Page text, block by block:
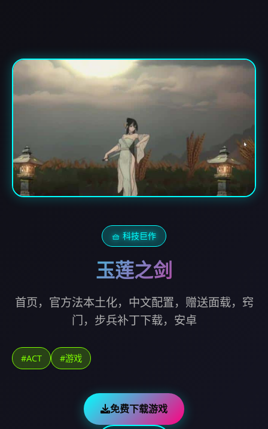
🧺 科技巨作
玉莲之剑
首页，官方法本土化，中文配置，赠送面载，窍
门，步兵补丁下载，安卓
#ACT #游戏
免费下载游戏